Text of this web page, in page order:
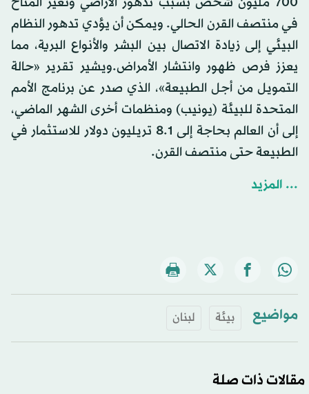
في منتصف القرن الحالي. ويمكن أن يؤدي تدهور النظام
البيئي إلى زيادة الاتصال بين البشر والأنواع البرية، مما
يعزز فرص ظهور وانتشار الأمراض.ويشير تقرير «حالة
التمويل من أجل الطبيعة»، الذي صدر عن برنامج الأمم
المتحدة للبيئة (يونيب) ومنظمات أخرى الشهر الماضي،
إلى أن العالم بحاجة إلى 8.1 تريليون دولار للاستثمار في
الطبيعة حتى منتصف القرن.
... المزيد
مواضيع بيئة لبنان
مقالات ذات صلة